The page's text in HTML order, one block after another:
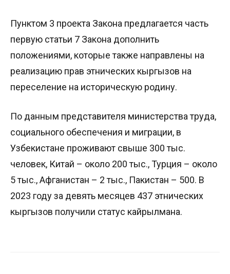
Пунктом 3 проекта Закона предлагается часть
первую статьи 7 Закона дополнить
положениями, которые также направлены на
реализацию прав этнических кыргызов на
переселение на историческую родину.
По данным представителя министерства труда,
социального обеспечения и миграции, в
Узбекистане проживают свыше 300 тыс.
человек, Китай – около 200 тыс., Турция – около
5 тыс., Афганистан – 2 тыс., Пакистан – 500. В
2023 году за девять месяцев 437 этнических
кыргызов получили статус кайрылмана.